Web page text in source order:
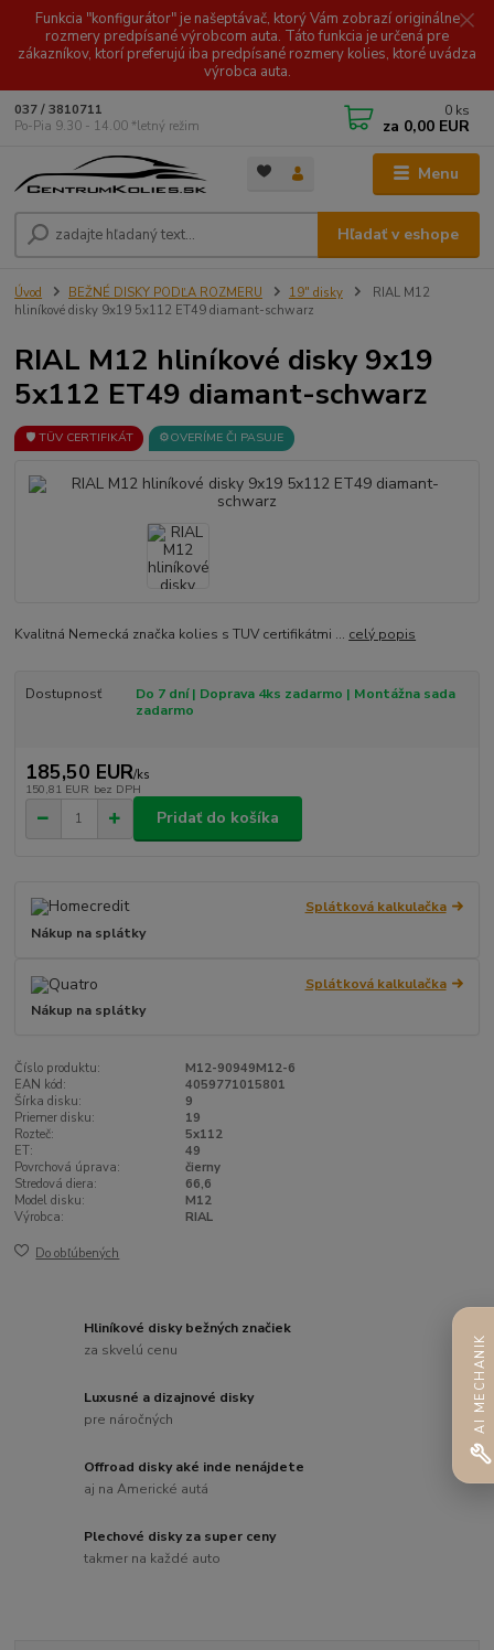
Funkcia "konfigurátor" je našeptávač, ktorý Vám zobrazí originálne
rozmery predpísané výrobcom auta. Táto funkcia je určená pre
zákazníkov, ktorí preferujú iba predpísané rozmery kolies, ktoré uvádza
výrobca auta.
Menu
Hľadať v eshope
037 / 3810711
Po-Pia 9.30 - 14.00 *letný režim
0 ks
za 0,00 EUR
Úvod BEŽNÉ DISKY PODĽA ROZMERU 19" disky
RIAL M12
hliníkové disky 9x19 5x112 ET49 diamant-schwarz
RIAL M12 hliníkové disky 9x19
5x112 ET49 diamant-schwarz
🛡️ TÜV CERTIFIKÁT ⚙️OVERÍME ČI PASUJE
Kvalitná Nemecká značka kolies s TUV certifikátmi ... celý popis
Dostupnosť
Do 7 dní | Doprava 4ks zadarmo | Montážna sada
zadarmo
185,50 EUR/ks
150,81 EUR bez DPH
Pridať do košíka
Splátková kalkulačka
Nákup na splátky
Splátková kalkulačka
Nákup na splátky
Číslo produktu:
M12-90949M12-6
EAN kód:
4059771015801
Šírka disku:
9
Priemer disku:
19
Rozteč:
5x112
ET:
49
Povrchová úprava:
čierny
Stredová diera:
66,6
Model disku:
M12
Výrobca:
RIAL
Do obľúbených
Hliníkové disky bežných značiek
za skvelú cenu
Luxusné a dizajnové disky
pre náročných
Offroad disky aké inde nenájdete
aj na Americké autá
Plechové disky za super ceny
takmer na každé auto
AI MECHANIK